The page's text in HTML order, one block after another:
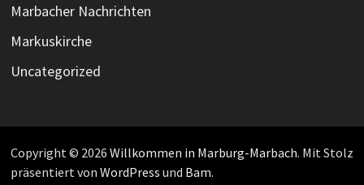
Marbacher Nachrichten
Markuskirche
Uncategorized
Copyright © 2026 Willkommen in Marburg-Marbach. Mit Stolz
präsentiert von WordPress und Bam.